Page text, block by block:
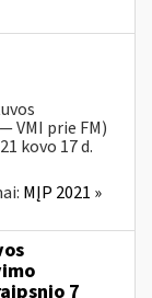
VMI prie FM)
kovo 17 d.
MĮP 2021 »
7